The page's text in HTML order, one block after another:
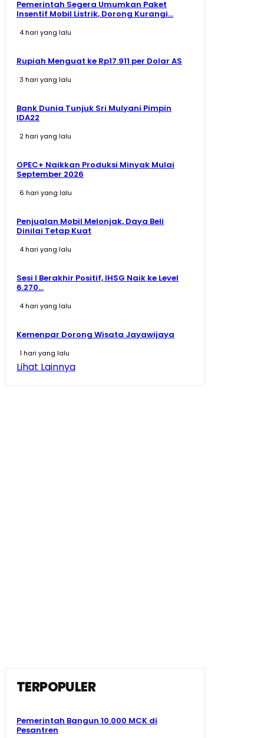
Pemerintah Segera Umumkan Paket
Insentif Mobil Listrik, Dorong Kurangi...
4 hari yang lalu
Rupiah Menguat ke Rp17.911 per Dolar AS
3 hari yang lalu
Bank Dunia Tunjuk Sri Mulyani Pimpin
IDA22
2 hari yang lalu
OPEC+ Naikkan Produksi Minyak Mulai
September 2026
6 hari yang lalu
Penjualan Mobil Melonjak, Daya Beli
Dinilai Tetap Kuat
4 hari yang lalu
Sesi I Berakhir Positif, IHSG Naik ke Level
6.270...
4 hari yang lalu
Kemenpar Dorong Wisata Jayawijaya
1 hari yang lalu
Lihat Lainnya
TERPOPULER
Pemerintah Bangun 10.000 MCK di
Pesantren